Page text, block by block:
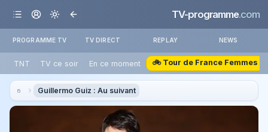
TV-programme.com
PROGRAMME TV TV DIRECT REPLAY NEWS
TNT TV ce soir En ce moment 🚲 Tour de France Femmes
Guillermo Guiz : Au suivant